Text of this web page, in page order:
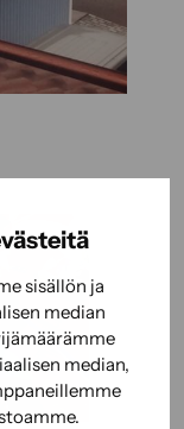
sisällön ja
median
median,